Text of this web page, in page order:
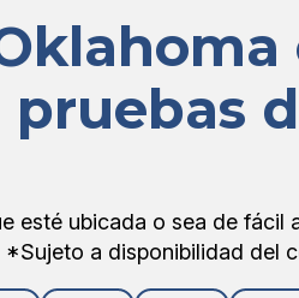
esté ubicada o sea de fácil
a disponibilidad del